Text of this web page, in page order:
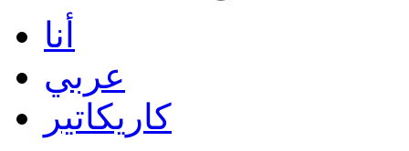
أنا
عربي
كاريكاتير